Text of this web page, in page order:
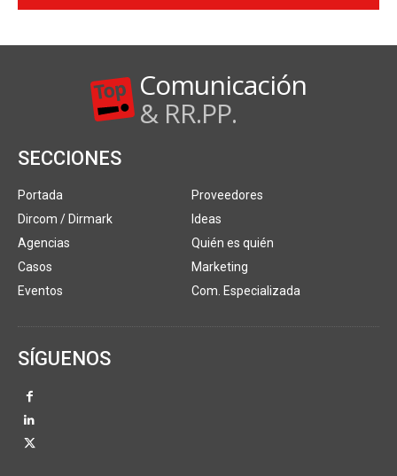
Comunicación
& RR.PP.
SECCIONES
Portada
Dircom / Dirmark
Agencias
Casos
Eventos
Proveedores
Ideas
Quién es quién
Marketing
Com. Especializada
SÍGUENOS